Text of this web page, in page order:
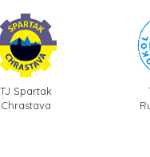
TJ Spartak
Chrastava